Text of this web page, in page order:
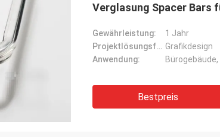
Verglasung Spacer Bars
Gewährleistung:
1 Jahr
Projektlösungsfähigkeit: Grafikdesign
Anwendung:
Bestpreis